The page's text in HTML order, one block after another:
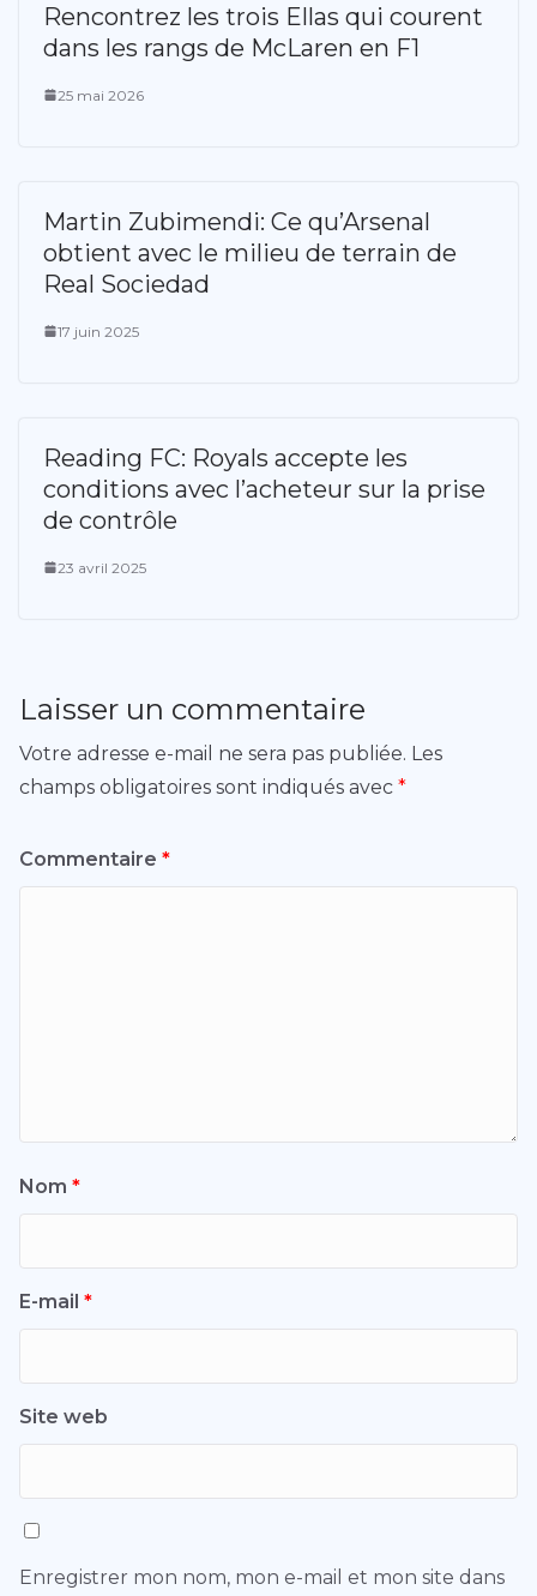
Rencontrez les trois Ellas qui courent
dans les rangs de McLaren en F1
25 mai 2026
Martin Zubimendi: Ce qu’Arsenal
obtient avec le milieu de terrain de
Real Sociedad
17 juin 2025
Reading FC: Royals accepte les
conditions avec l’acheteur sur la prise
de contrôle
23 avril 2025
Laisser un commentaire
Votre adresse e-mail ne sera pas publiée. Les
champs obligatoires sont indiqués avec *
Commentaire *
Nom *
E-mail *
Site web
Enregistrer mon nom, mon e-mail et mon site dans